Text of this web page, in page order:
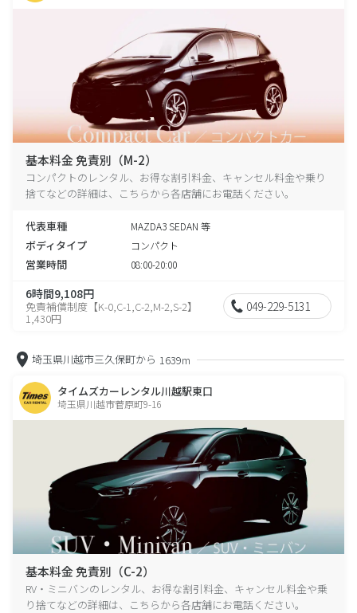
基本料金 免責別（M-2）
コンパクトのレンタル、お得な割引料金、キャンセル料金や乗り
捨てなどの詳細は、こちらから各店舗にお電話ください。
代表車種 MAZDA3 SEDAN 等
ボディタイプ コンパクト
営業時間 08:00-20:00
6時間9,108円
免責補償制度【K-0,C-1,C-2,M-2,S-2】
1,430円
049-229-5131
埼玉県川越市三久保町から 1639m
タイムズカーレンタル川越駅東口
埼玉県川越市菅原町9-16
基本料金 免責別（C-2）
RV・ミニバンのレンタル、お得な割引料金、キャンセル料金や乗
り捨てなどの詳細は、こちらから各店舗にお電話ください。